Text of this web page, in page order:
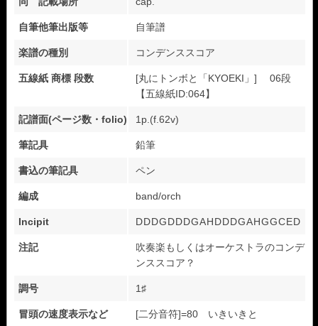
自筆他筆出版等 自筆譜
楽譜の種別 コンデンススコア
五線紙 商標 段数
[丸にトンボと「KYOEKI」] 06段
【五線紙ID:064】
記譜面(ページ数・folio) 1p.(f.62v)
筆記具 鉛筆
書込の筆記具 ペン
編成 band/orch
Incipit DDDGDDDGAHDDDGAHGGCED
注記
吹奏楽もしくはオーケストラのコンデ
ンススコア？
調号 1♯
冒頭の速度表示など [二分音符]=80 いきいきと